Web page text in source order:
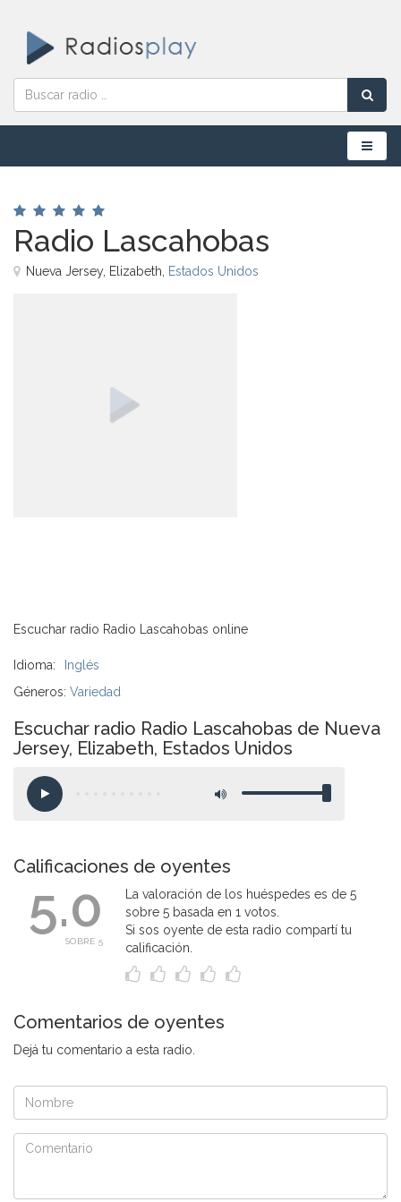
Menú
Radio Lascahobas
Nueva Jersey, Elizabeth, Estados Unidos
Escuchar radio Radio Lascahobas online
Idioma:
Inglés
Géneros: Variedad
Escuchar radio Radio Lascahobas de Nueva
Jersey, Elizabeth, Estados Unidos
Calificaciones de oyentes
5.0
SOBRE 5
La valoración de los huéspedes es de 5
sobre 5 basada en 1 votos.
Si sos oyente de esta radio compartí tu
calificación.
Comentarios de oyentes
Dejá tu comentario a esta radio.